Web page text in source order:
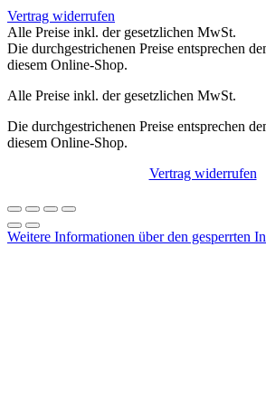
Vertrag widerrufen
Alle Preise inkl. der gesetzlichen MwSt.
Die durchgestrichenen Preise entsprechen
diesem Online-Shop.
Alle Preise inkl. der gesetzlichen MwSt.
Die durchgestrichenen Preise entsprechen
diesem Online-Shop.
Vertrag widerrufen
Weitere Informationen über den gesperrten